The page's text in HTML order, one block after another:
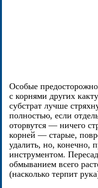
Особые
с корнями других
субстрат лучше
полностью, если
оторвутся — ничего
корней — старые,
удалить, но, конечно,
инструментом.
обмыванием всего
(насколько терпит